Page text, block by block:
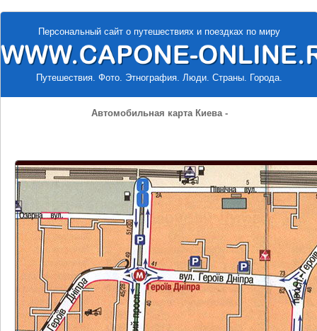
Персональный сайт о путешествиях и поездках по миру
Путешествия. Фото. Этнография. Люди. Страны. Города.
Автомобильная карта Киева -